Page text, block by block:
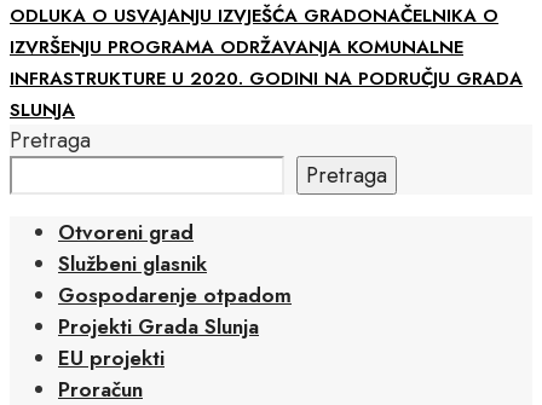
ODLUKA O USVAJANJU IZVJEŠĆA GRADONAČELNIKA O
IZVRŠENJU PROGRAMA ODRŽAVANJA KOMUNALNE
INFRASTRUKTURE U 2020. GODINI NA PODRUČJU GRADA
SLUNJA
Pretraga
Pretraga
Otvoreni grad
Službeni glasnik
Gospodarenje otpadom
Projekti Grada Slunja
EU projekti
Proračun